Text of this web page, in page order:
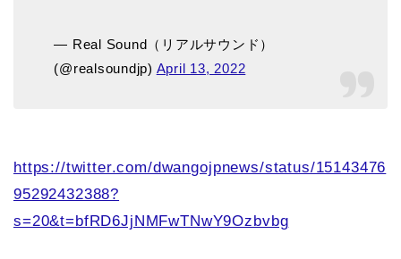
— Real Sound（リアルサウンド）
(@realsoundjp) April 13, 2022
https://twitter.com/dwangojpnews/status/15143476
95292432388?
s=20&t=bfRD6JjNMFwTNwY9Ozbvbg